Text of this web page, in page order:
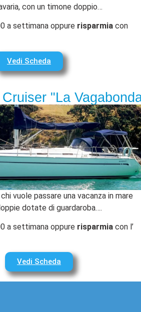
con un timone doppio…
a settimana oppure risparmia con
Vedi Scheda
"La
vuole passare una vacanza in mare
dotate di guardaroba….
a settimana oppure risparmia con l’
Vedi Scheda